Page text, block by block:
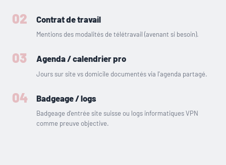
02 Contrat de travail
Mentions des modalités de télétravail (avenant si besoin).
03 Agenda / calendrier pro
Jours sur site vs domicile documentés via l'agenda partagé.
04 Badgeage / logs
Badgeage d'entrée site suisse ou logs informatiques VPN
comme preuve objective.